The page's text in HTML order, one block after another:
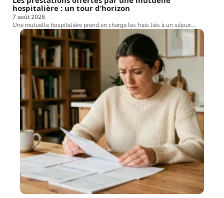
hospitalière : un tour d’horizon
7 août 2026
Une mutuelle hospitalière prend en charge les frais liés à un séjour…